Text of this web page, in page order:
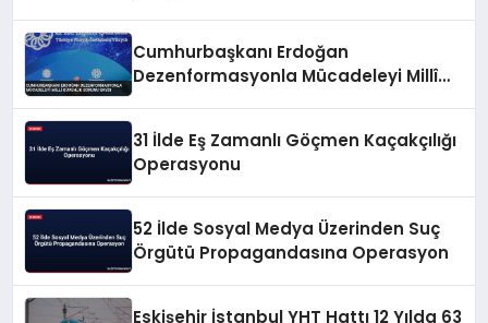
Cumhurbaşkanı Erdoğan
Dezenformasyonla Mücadeleyi Millî
31 İlde Eş Zamanlı Göçmen Kaçakçılığı
Operasyonu
52 İlde Sosyal Medya Üzerinden Suç
Örgütü Propagandasına Operasyon
Eskişehir İstanbul YHT Hattı 12 Yılda 63